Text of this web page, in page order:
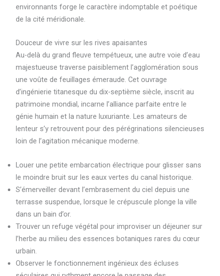
environnants forge le caractère indomptable et poétique
de la cité méridionale.
Douceur de vivre sur les rives apaisantes
Au-delà du grand fleuve tempétueux, une autre voie d’eau
majestueuse traverse paisiblement l’agglomération sous
une voûte de feuillages émeraude. Cet ouvrage
d’ingénierie titanesque du dix-septième siècle, inscrit au
patrimoine mondial, incarne l’alliance parfaite entre le
génie humain et la nature luxuriante. Les amateurs de
lenteur s’y retrouvent pour des pérégrinations silencieuses
loin de l’agitation mécanique moderne.
Louer une petite embarcation électrique pour glisser sans
le moindre bruit sur les eaux vertes du canal historique.
S’émerveiller devant l’embrasement du ciel depuis une
terrasse suspendue, lorsque le crépuscule plonge la ville
dans un bain d’or.
Trouver un refuge végétal pour improviser un déjeuner sur
l’herbe au milieu des essences botaniques rares du cœur
urbain.
Observer le fonctionnement ingénieux des écluses